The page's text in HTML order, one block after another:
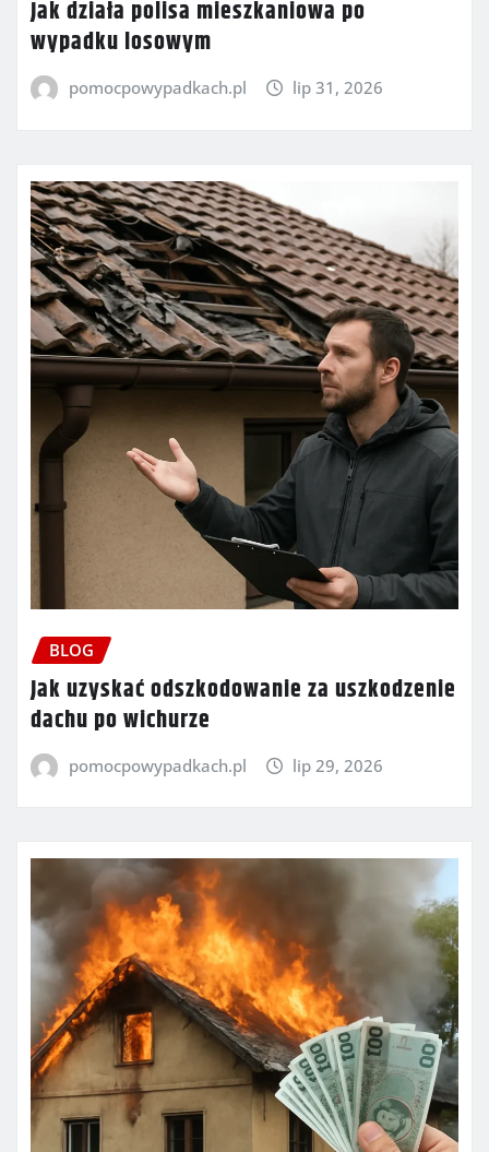
Jak działa polisa mieszkaniowa po
wypadku losowym
pomocpowypadkach.pl lip 31, 2026
BLOG
Jak uzyskać odszkodowanie za uszkodzenie
dachu po wichurze
pomocpowypadkach.pl lip 29, 2026